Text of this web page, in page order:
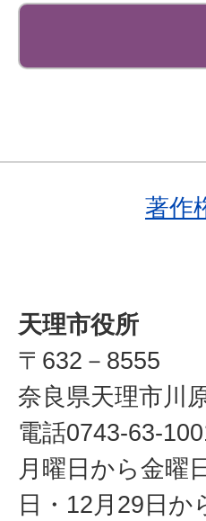
著作
天理市役所
〒632－8555
奈良県天理市川
電話0743-63-
月曜日から金曜
日・12月29日か